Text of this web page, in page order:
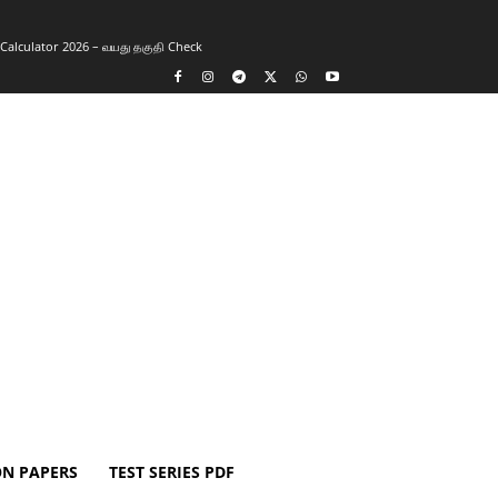
2026 – வயது தகுதி Check
PAPERS TEST SERIES PDF